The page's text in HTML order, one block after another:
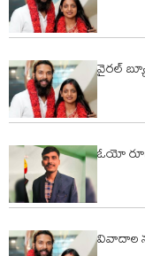
వైరల్
ఓయో
వివాదాల